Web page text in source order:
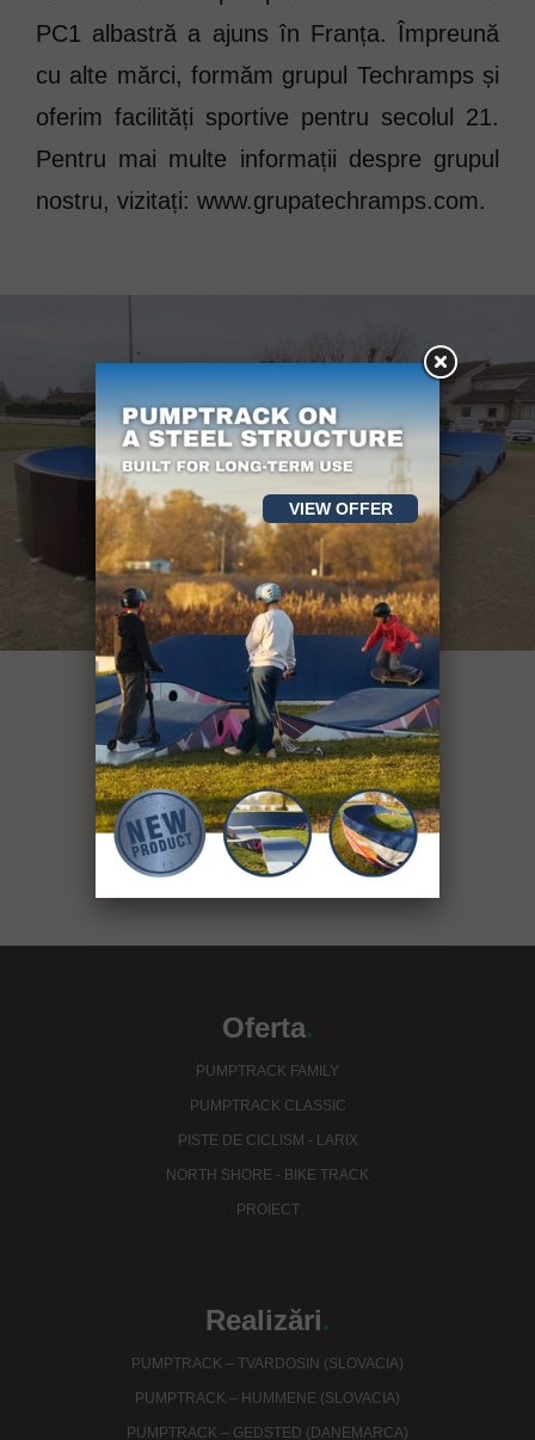
PC1 albastră a ajuns în Franța. Împreună
cu alte mărci, formăm grupul Techramps și
oferim facilități sportive pentru secolul 21.
Pentru mai multe informații despre grupul
nostru, vizitați: www.grupatechramps.com.
mai mult de 400
de obiecte sportive
see our projects
Oferta.
PUMPTRACK FAMILY
PUMPTRACK CLASSIC
PISTE DE CICLISM - LARIX
NORTH SHORE - BIKE TRACK
PROIECT
Realizări.
PUMPTRACK – TVARDOSIN (SLOVACIA)
PUMPTRACK – HUMMENE (SLOVACIA)
PUMPTRACK – GEDSTED (DANEMARCA)
VIEW OFFER